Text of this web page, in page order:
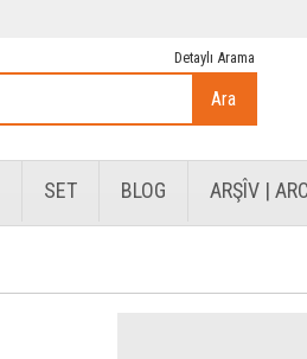
Ara
Detaylı Arama
SET BLOG ARŞÎV |